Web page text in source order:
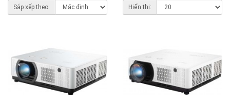
Sắp xếp theo: Hiển thị: